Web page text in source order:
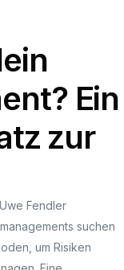
Ein
zur
Fendler
suchen
um Risiken